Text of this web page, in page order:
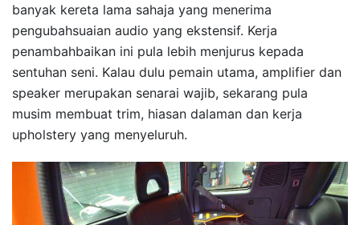
banyak kereta lama sahaja yang menerima
pengubahsuaian audio yang ekstensif. Kerja
penambahbaikan ini pula lebih menjurus kepada
sentuhan seni. Kalau dulu pemain utama, amplifier dan
speaker merupakan senarai wajib, sekarang pula
musim membuat trim, hiasan dalaman dan kerja
upholstery yang menyeluruh.